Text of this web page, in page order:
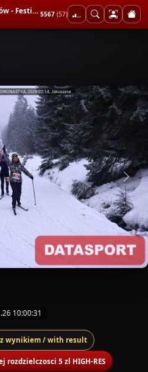
50. Bieg Piastów - Festiwal Narciarstwa Biegowego RODZINNA DWUNASTKA 5567 (57)
10:00:31
z wynikiem / with result
5 zl HIGH-RES